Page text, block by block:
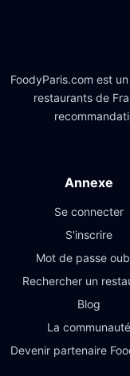
FoodyParis.com est
restaurants de
Annexe
Se connecter
S'inscrire
Mot de passe
Rechercher un
Blog
La communauté
Devenir partenaire